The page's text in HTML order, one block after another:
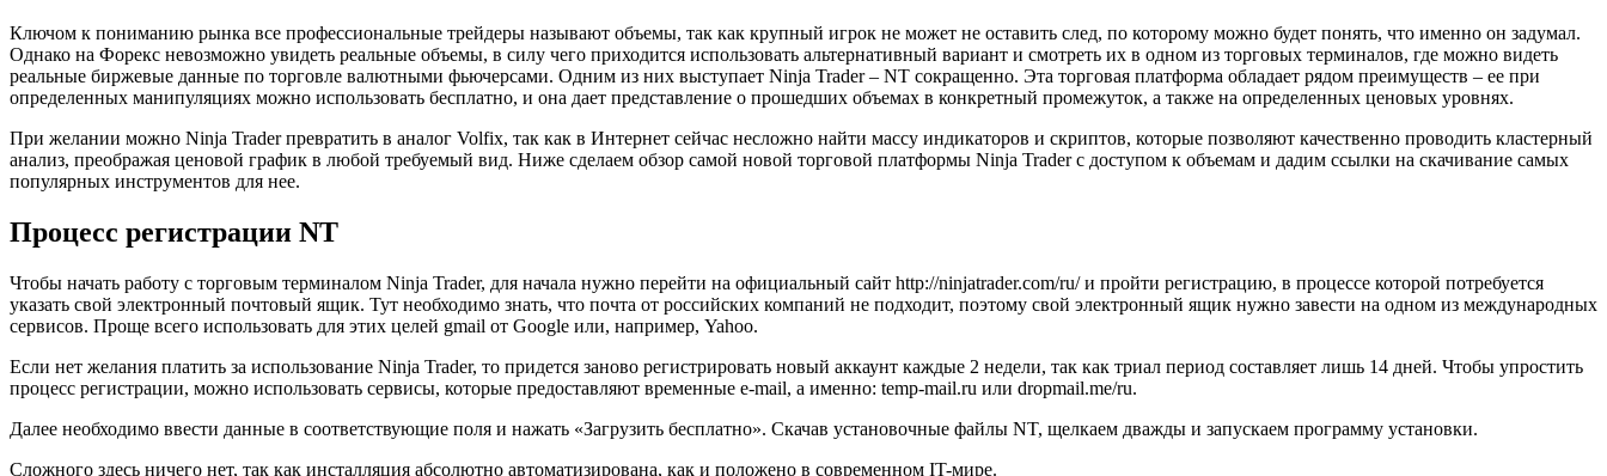
Ключом к пониманию рынка все профессиональные трейдеры называют объемы, так как крупный игрок не может не оставить след, по которому можно будет понять, что именно он задумал.
Однако на Форекс невозможно увидеть реальные объемы, в силу чего приходится использовать альтернативный вариант и смотреть их в одном из торговых терминалов, где можно видеть
реальные биржевые данные по торговле валютными фьючерсами. Одним из них выступает Ninja Trader – NT сокращенно. Эта торговая платформа обладает рядом преимуществ – ее при
определенных манипуляциях можно использовать бесплатно, и она дает представление о прошедших объемах в конкретный промежуток, а также на определенных ценовых уровнях.
При желании можно Ninja Trader превратить в аналог Volfix, так как в Интернет сейчас несложно найти массу индикаторов и скриптов, которые позволяют качественно проводить кластерный
анализ, преображая ценовой график в любой требуемый вид. Ниже сделаем обзор самой новой торговой платформы Ninja Trader с доступом к объемам и дадим ссылки на скачивание самых
популярных инструментов для нее.
Процесс регистрации NT
Чтобы начать работу с торговым терминалом Ninja Trader, для начала нужно перейти на официальный сайт http://ninjatrader.com/ru/ и пройти регистрацию, в процессе которой потребуется
указать свой электронный почтовый ящик. Тут необходимо знать, что почта от российских компаний не подходит, поэтому свой электронный ящик нужно завести на одном из международных
сервисов. Проще всего использовать для этих целей gmail от Google или, например, Yahoo.
Если нет желания платить за использование Ninja Trader, то придется заново регистрировать новый аккаунт каждые 2 недели, так как триал период составляет лишь 14 дней. Чтобы упростить
процесс регистрации, можно использовать сервисы, которые предоставляют временные e-mail, а именно: temp-mail.ru или dropmail.me/ru.
Далее необходимо ввести данные в соответствующие поля и нажать «Загрузить бесплатно». Скачав установочные файлы NT, щелкаем дважды и запускаем программу установки.
Сложного здесь ничего нет, так как инсталляция абсолютно автоматизирована, как и положено в современном IT-мире.